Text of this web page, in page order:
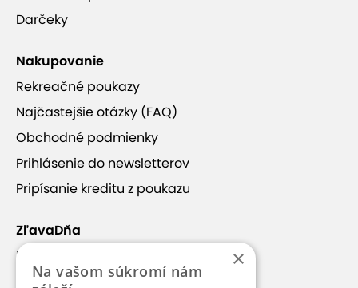
Darčeky
Nakupovanie
Rekreačné poukazy
Najčastejšie otázky (FAQ)
Obchodné podmienky
Prihlásenie do newsletterov
Pripísanie kreditu z poukazu
ZľavaDňa
Náš príbeh
Kontakt
×
Na vašom súkromí nám